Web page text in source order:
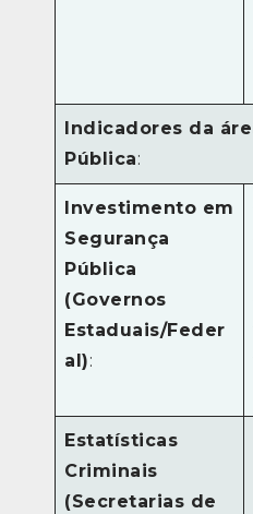
Indicadores da
Pública:
Investimento em
Segurança
Pública
(Governos
Estaduais/Feder
al):
Estatísticas
Criminais
(Secretarias de